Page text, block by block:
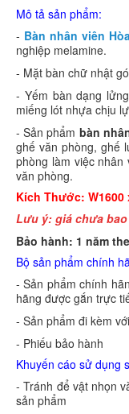
Mô tả sản phẩm:
- Bàn nhân viên
nghiệp melamine.
- Mặt bàn chữ nhật
- Yếm bàn dạng
miếng lót nhựa chịu
-Sản phẩm bàn
ghế văn phòng, ghế
phòng làm việc
văn phòng.
Kích Thước: W1600
Lưu ý: giá chưa
Bảo hành: 1 năm
Bộ sản phẩm chính
- Sản phẩm chính
hãng được gắn trực
- Sản phẩm đi kèm
- Phiếu bảo hành
Khuyến cáo sử dụng
- Tránh để vật nhọn
sản phẩm